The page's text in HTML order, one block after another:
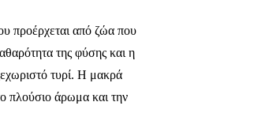
προέρχεται από ζώα που
της φύσης και η
τυρί. Η μακρά
πλούσιο άρωμα και την